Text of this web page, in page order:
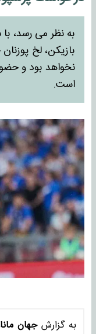
به نظر می رسد،
بازیکن، لخ
نخواهد بود و
است.
به گزارش جهان